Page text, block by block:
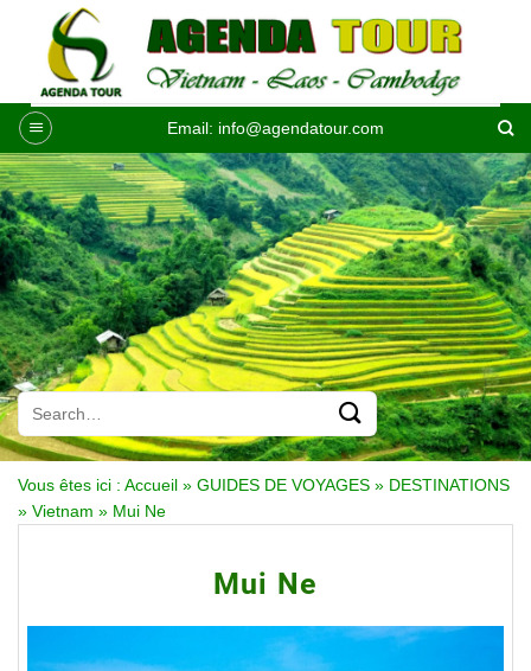
contenu
Email: info@agendatour.com
Vous êtes ici : Accueil » GUIDES DE VOYAGES » DESTINATIONS
» Vietnam » Mui Ne
Mui Ne